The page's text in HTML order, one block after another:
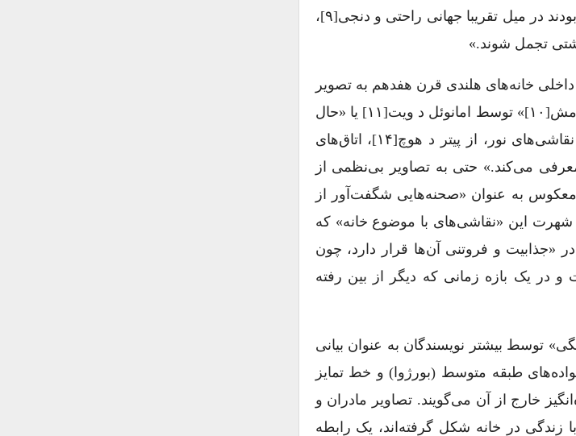
جزئیات، پرورانده‌اند که قادر بودند در میل تقریبا جهانی راحتی و دنجی[۹]،
تجمل شوند.»
خانه‌های هلندی قرن هفدهم به تصویر
کشیده شده‌اند. حال و هوای زندگی خانگی در آثاری چون «یک شعر، صحنه آرامش[۱۰]» توسط امانوئل د ویت[۱۱] یا «حال
و هوای همیشگی یک اتاق»[۱۲] در کارهای یوهانس ورمر[۱۳] راه یافت. در نقاشی‌های نور، از پیتر د هوچ[۱۴]، اتاق‌های
می‌کند.» حتی به تصاویر بی‌نظمی از
معکوس به عنوان «صحنه‌هایی شگفت‌آور از
شهرت این «نقاشی‌های با موضوع خانه» که
جمع‌آوری شده است، در «جذابیت و فروتنی آن‌ها قرار دارد، چون
در یک بازه زمانی که دیگر از بین رفته
توسط بیشتر نویسندگان به عنوان بیانی
طبقه متوسط (بورژوا) و خط تمایز
خارج از آن می‌گویند. تصاویر مادران و
زندگی در خانه شکل گرفته‌اند، یک رابطه